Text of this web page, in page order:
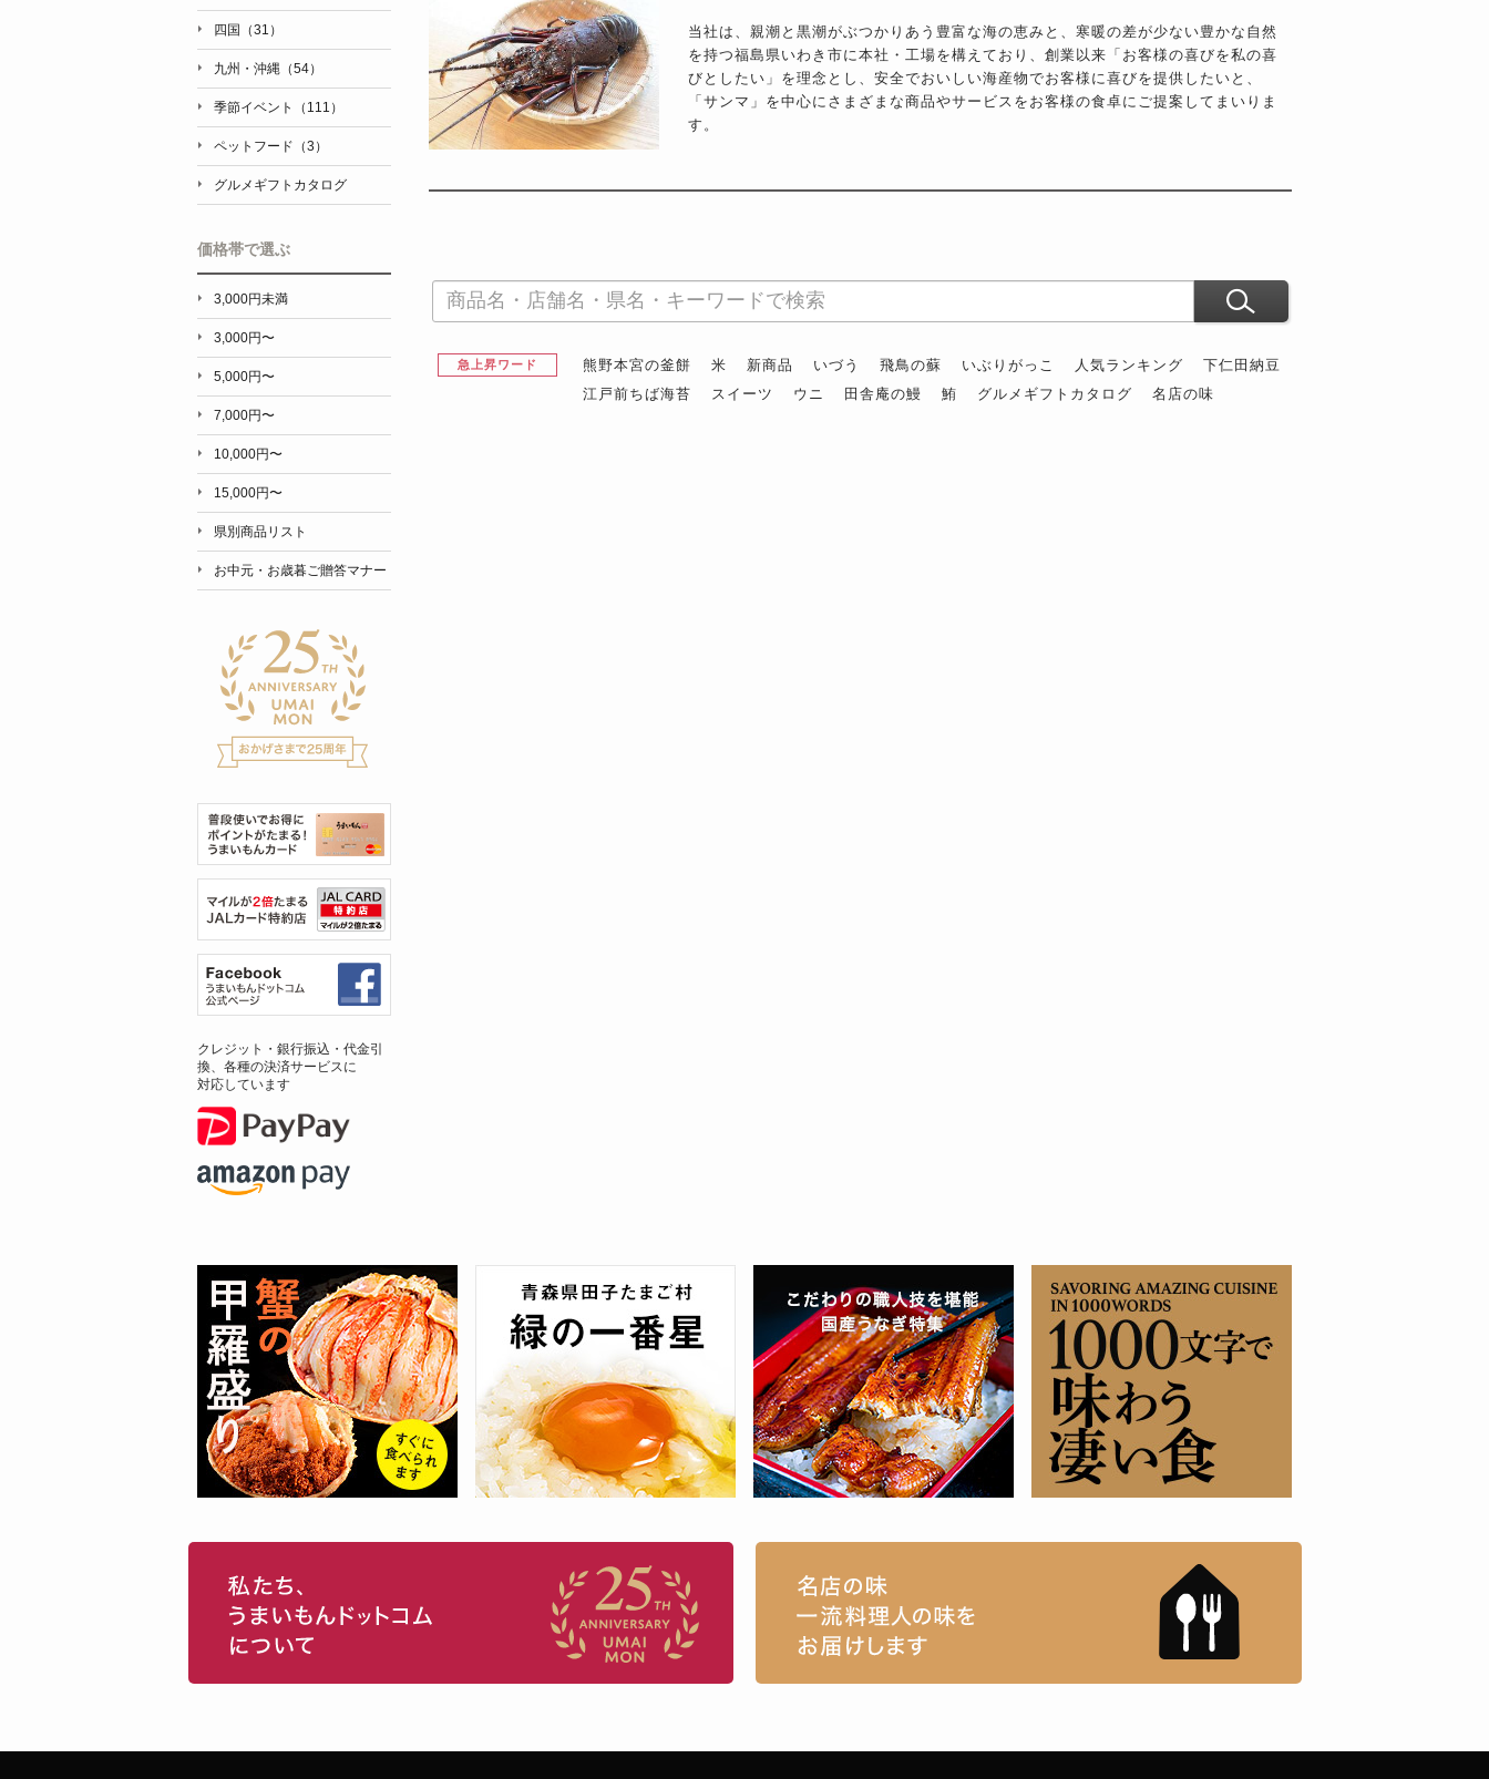
当社は、親潮と黒潮がぶつかりあう豊富な海の恵みと、寒暖の差が少ない豊かな自然
を持つ福島県いわき市に本社・工場を構えており、創業以来「お客様の喜びを私の喜
びとしたい」を理念とし、安全でおいしい海産物でお客様に喜びを提供したいと、
「サンマ」を中心にさまざまな商品やサービスをお客様の食卓にご提案してまいりま
す。
急上昇ワード 熊野本宮の釜餅 米 新商品 いづう 飛鳥の蘇 いぶりがっこ 人気ランキング
下仁田納豆
江戸前ちば海苔
スイーツ ウニ 田舎庵の鰻 鮪 グルメギフトカタログ 名店の味
四国（31）
九州・沖縄（54）
季節イベント（111）
ペットフード（3）
グルメギフトカタログ
価格帯で選ぶ
3,000円未満
3,000円〜
5,000円〜
7,000円〜
10,000円〜
15,000円〜
県別商品リスト
お中元・お歳暮ご贈答マナー
クレジット・銀行振込・代金引
換、各種の決済サービスに
対応しています